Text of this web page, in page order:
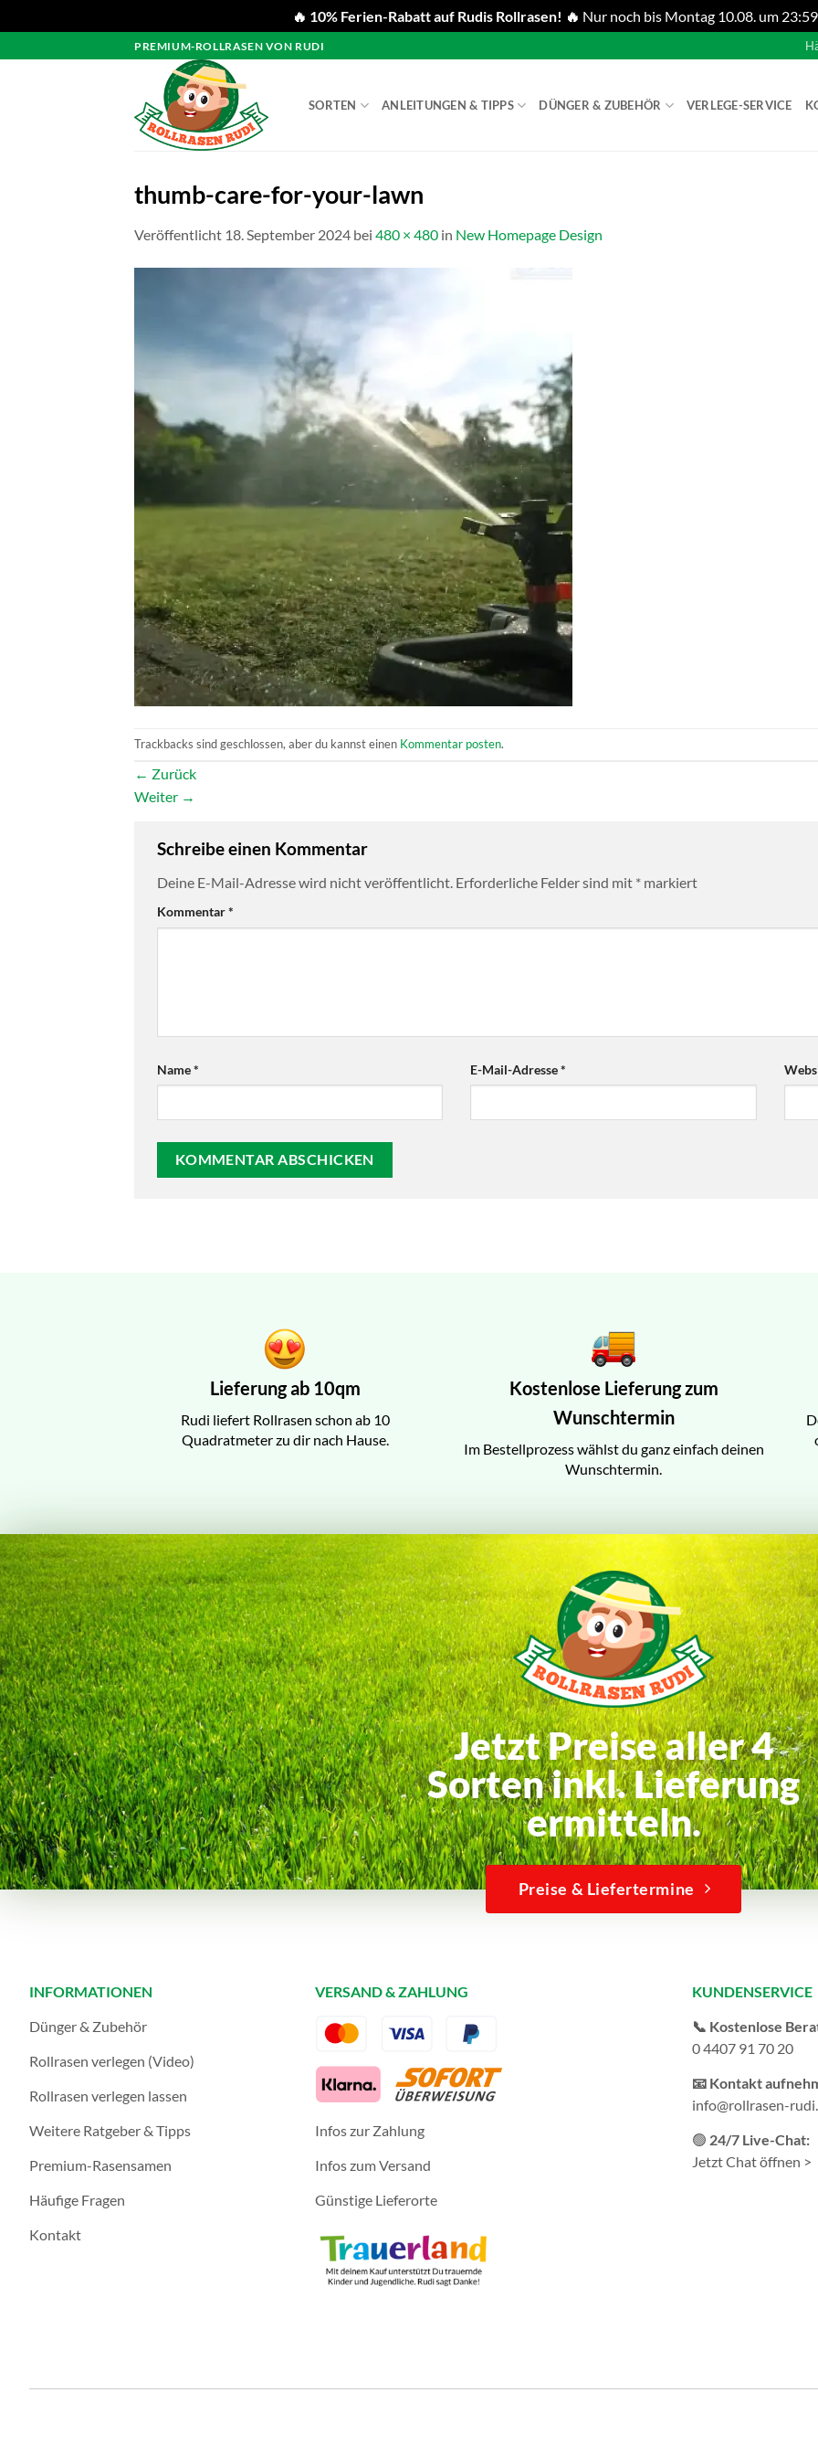
🔥 10% Ferien-Rabatt auf Rudis Rollrasen! 🔥 Nur noch bis Montag 10.08. um
Inhalt
PREMIUM-ROLLRASEN VON RUDI
SORTEN ANLEITUNGEN & TIPPS DÜNGER & ZUBEHÖR VERLEGE-SERVICE
thumb-care-for-your-lawn
Veröffentlicht 18. September 2024 bei 480 × 480 in New Homepage Design
Trackbacks sind geschlossen, aber du kannst einen Kommentar posten.
← Zurück
Weiter →
Schreibe einen Kommentar
Deine E-Mail-Adresse wird nicht veröffentlicht. Erforderliche Felder sind mit * markiert
Kommentar*
Name* E-Mail-Adresse*
Lieferung ab 10qm
Rudi liefert Rollrasen schon ab 10
Quadratmeter zu dir nach Hause.
Kostenlose Lieferung zum
Wunschtermin
Im Bestellprozess wählst du ganz einfach deinen
Wunschtermin.
Jetzt Preise aller 4
Sorten inkl. Lieferung
ermitteln.
Preise & Liefertermine
INFORMATIONEN
Dünger & Zubehör
Rollrasen verlegen (Video)
Rollrasen verlegen lassen
Weitere Ratgeber & Tipps
Premium-Rasensamen
Häufige Fragen
Kontakt
VERSAND & ZAHLUNG
Infos zur Zahlung
Infos zum Versand
Günstige Lieferorte
KUNDENSERVICE
📞 Kostenlose
0 4407 91 70 20
📧 Kontakt
info@rollrasen-
🟢 24/7 Live-Chat:
Jetzt Chat öffnen >